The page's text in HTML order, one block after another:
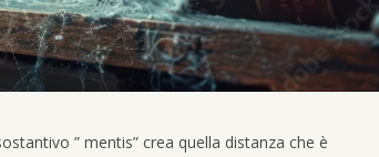
” mentis” crea quella distanza che è